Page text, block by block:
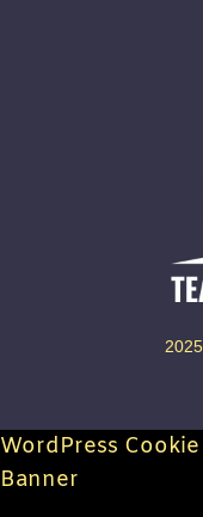
WordPress
Banner